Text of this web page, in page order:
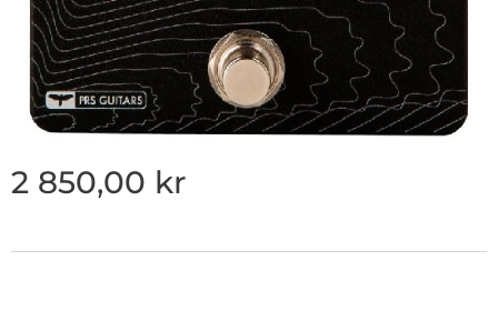
2 850,00 kr